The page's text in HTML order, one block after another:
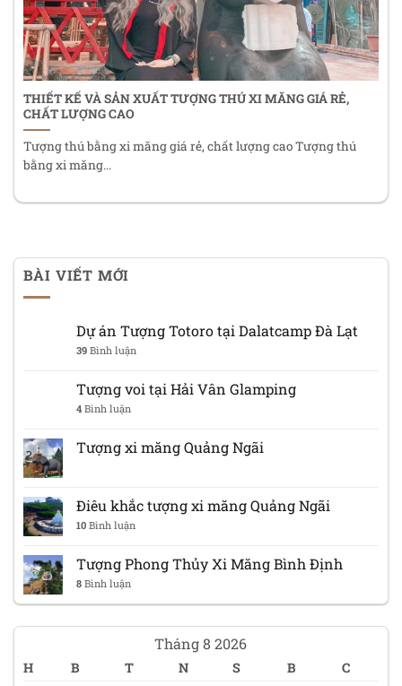
THIẾT KẾ VÀ SẢN XUẤT TƯỢNG THÚ XI MĂNG GIÁ RẺ,
CHẤT LƯỢNG CAO
Tượng thú bằng xi măng giá rẻ, chất lượng cao Tượng thú
bằng xi măng...
BÀI VIẾT MỚI
Dự án Tượng Totoro tại Dalatcamp Đà Lạt
39Bình luận
Tượng voi tại Hải Vân Glamping
4Bình luận
Tượng xi măng Quảng Ngãi
Điêu khắc tượng xi măng Quảng Ngãi
10Bình luận
Tượng Phong Thủy Xi Măng Bình Định
8Bình luận
Tháng 8 2026
H B T N S B
C